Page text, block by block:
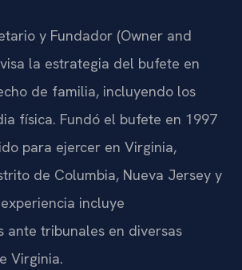
y Fundador (Owner and
la estrategia del bufete en
de familia, incluyendo los
física. Fundó el bufete en 1997
para ejercer en Virginia,
de Columbia, Nueva Jersey y
incluye
ante tribunales en diversas
Virginia.